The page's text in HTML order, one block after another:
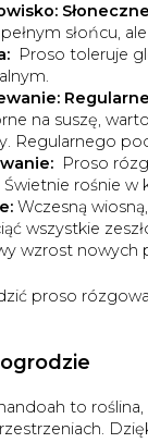
słońcu,
Proso toleruje
na suszę,
Regularnego
Proso
Świetnie rośnie w
Wczesną
wszystkie
wzrost nowych
proso
to